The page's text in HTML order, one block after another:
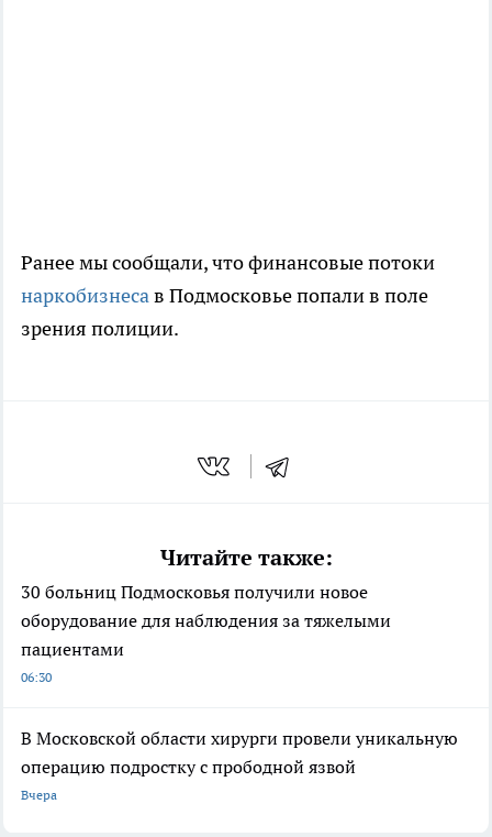
Ранее мы сообщали, что финансовые потоки
наркобизнесав Подмосковье попали в поле
зрения полиции.
Читайте также:
30 больниц Подмосковья получили новое
оборудование для наблюдения за тяжелыми
пациентами
06:30
В Московской области хирурги провели уникальную
операцию подростку с прободной язвой
Вчера